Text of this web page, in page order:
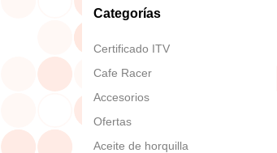
Categorías
Certificado ITV
Cafe Racer
Accesorios
Ofertas
Aceite de horquilla